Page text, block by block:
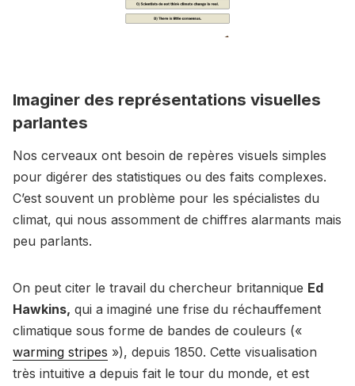
Imaginer des représentations visuelles
parlantes
Nos cerveaux ont besoin de repères visuels simples
pour digérer des statistiques ou des faits complexes.
C’est souvent un problème pour les spécialistes du
climat, qui nous assomment de chiffres alarmants mais
peu parlants.
On peut citer le travail du chercheur britannique Ed
Hawkins, qui a imaginé une frise du réchauffement
climatique sous forme de bandes de couleurs («
warming stripes »), depuis 1850. Cette visualisation
très intuitive a depuis fait le tour du monde, et est